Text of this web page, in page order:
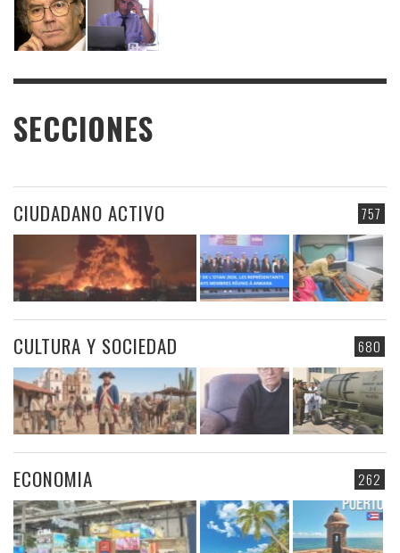
SECCIONES
757
CIUDADANO ACTIVO
680
CULTURA Y SOCIEDAD
262
ECONOMIA